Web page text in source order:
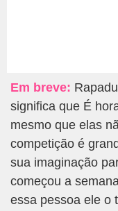
Em breve:
significa que É
mesmo que elas
competição é
sua imaginação
começou a
essa pessoa ele o